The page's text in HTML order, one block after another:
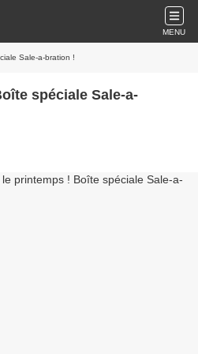
MENU
Sale-a-bration !
spéciale Sale-a-